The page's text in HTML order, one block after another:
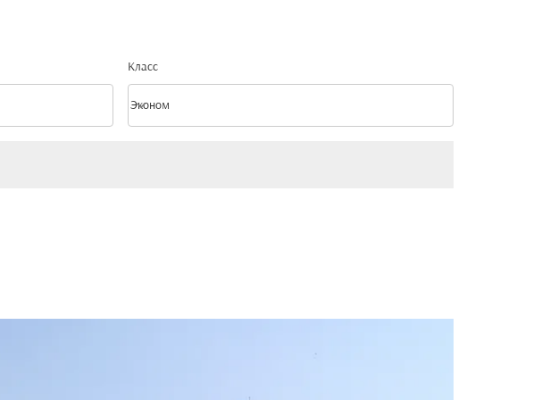
Класс
Класс option Эконом Selected
Эконом
keyboard_arrow_down